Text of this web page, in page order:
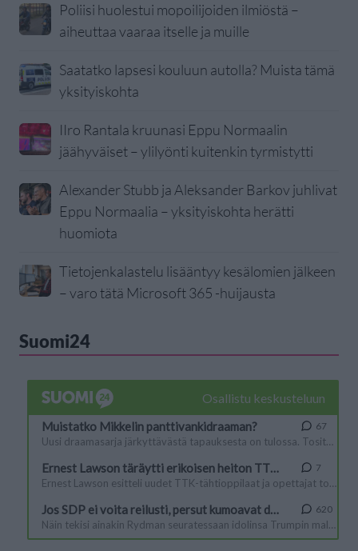
Poliisi huolestui mopoilijoiden ilmiöstä –
aiheuttaa vaaraa itselle ja muille
Saatatko lapsesi kouluun autolla? Muista tämä
yksityiskohta
IIro Rantala kruunasi Eppu Normaalin
jäähyväiset – ylilyönti kuitenkin tyrmistytti
Alexander Stubb ja Aleksander Barkov juhlivat
Eppu Normaalia – yksityiskohta herätti
huomiota
Tietojenkalastelu lisääntyy kesälomien jälkeen
– varo tätä Microsoft 365 -huijausta
Suomi24